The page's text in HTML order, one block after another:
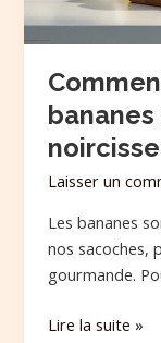
bananes
Laisser un
Les bananes
nos sacoches,
gourmande.
Lire la suite »